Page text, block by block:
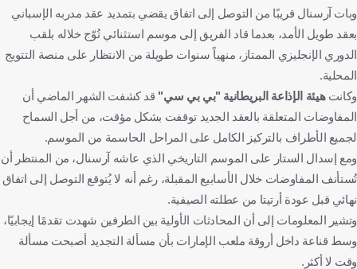
وبات آرسنال قريبًا من التوصل إلى اتفاق يقضي بتمديد عقد مدربه الإسباني
بعقد طويل الأمد، بعدما قاد الفريق إلى موسم استثنائي تُوّج خلاله بلقب
الدوري الإنجليزي الممتاز، منهياً سنوات طويلة من الانتظار على منصة التتويج
المحلية.
وكانتهيئة الإذاعة البريطانية "بي بي سي" قد كشفت الشهر الماضي أن
المفاوضات المتعلقة بالعقد الجديد توقفت بشكل مؤقت، من أجل السماح
لجميع الأطراف بالتركيز الكامل على المراحل الحاسمة من الموسم.
ومع إسدال الستار على الموسم التاريخي الذي عاشه آرسنال، من المنتظر أن
تُستأنف المفاوضات خلال الأسابيع المقبلة، رغم أنه لا يُتوقع التوصل إلى اتفاق
نهائي قبل عودة أرتيتا من عطلته الصيفية.
وتشير المعلومات إلى أن المحادثات الأولية بين الطرفين شهدت تقدمًا إيجابيًا،
وسط قناعة داخل أروقة ملعب الإمارات بأن مسألة التجديد أصبحت مسألة
وقت لا أكثر.